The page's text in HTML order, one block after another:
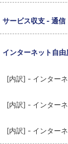
サービス収支 - 通信
インターネット自由
[内訳] - インターネ
[内訳] - インター
[内訳] - インター